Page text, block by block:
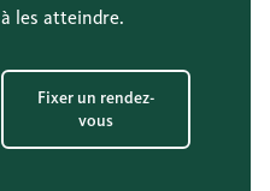
à les atteindre.
Fixer un rendez-
vous